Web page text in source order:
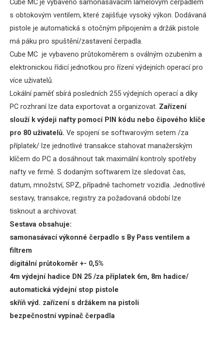
Cube MC je vybaveno samonasávacím lamelovým čerpadlem
s obtokovým ventilem, které zajišťuje vysoký výkon. Dodávaná
pistole je automatická s otočným připojením a držák pistole
má páku pro spuštění/zastavení čerpadla.
Cube MC je vybaveno průtokoměrem s oválným ozubením a
elektronickou řídicí jednotkou pro řízení výdejních operací pro
více uživatelů.
Lokální paměť sbírá posledních 255 výdejních operací a díky
PC rozhraní lze data exportovat a organizovat. Zařízení
slouží k výdeji nafty pomocí PIN kódu nebo čipového klíče
pro 80 uživatelů. Ve spojení se softwarovým setem /za
příplatek/ lze jednotlivé transakce stahovat manažerským
klíčem do PC a dosáhnout tak maximální kontroly spotřeby
nafty ve firmě. S dodaným softwarem lze sledovat čas,
datum, množství, SPZ, případně tachometr vozidla. Jednotlivé
sestavy, transakce, registry za požadovaná období lze
tisknout a archivovat.
Sestava obsahuje:
samonasávací výkonné čerpadlo s By Pass ventilem a
filtrem
digitální průtokoměr +- 0,5%
4m výdejní hadice DN 25 /za příplatek 6m, 8m hadice/
automatická výdejní stop pistole
skříň výd. zařízení s držákem na pistoli
bezpečnostní vypínač čerpadla